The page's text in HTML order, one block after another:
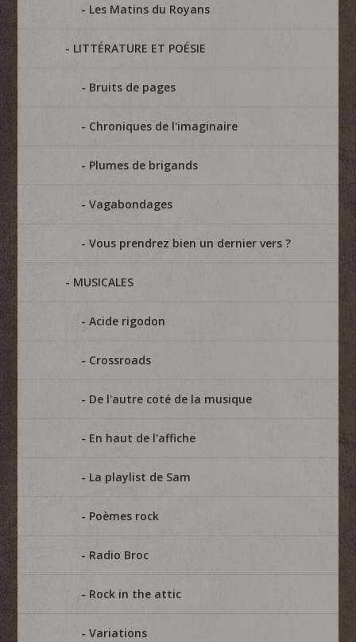
Les Matins du Royans
LITTÉRATURE ET POÉSIE
Bruits de pages
Chroniques de l'imaginaire
Plumes de brigands
Vagabondages
Vous prendrez bien un dernier vers ?
MUSICALES
Acide rigodon
Crossroads
De l'autre coté de la musique
En haut de l'affiche
La playlist de Sam
Poèmes rock
Radio Broc
Rock in the attic
Variations